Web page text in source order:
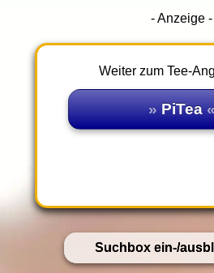
- Anzeige -
Weiter zum Tee-
PiTea
Suchbox ein-/